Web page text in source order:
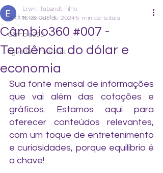
Todos os posts
Câmbio360
Agenda Financeira
Câmbio360 #007 -
Tendência do dólar e
economia
Erwin Tubandt Filho
16 de out. de 2024 5 min de leitura
Sua fonte mensal de informações
que vai além das cotações e
gráficos. Estamos aqui para
oferecer conteúdos relevantes,
com um toque de entretenimento
e curiosidades, porque equilíbrio é
a chave!